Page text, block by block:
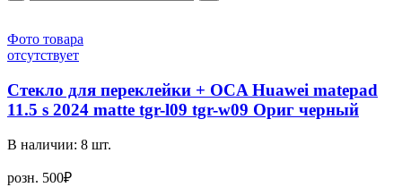
Фото товара
отсутствует
Стекло для переклейки + OCA Huawei matepad
11.5 s 2024 matte tgr-l09 tgr-w09 Ориг черный
В наличии: 8 шт.
розн. 500₽